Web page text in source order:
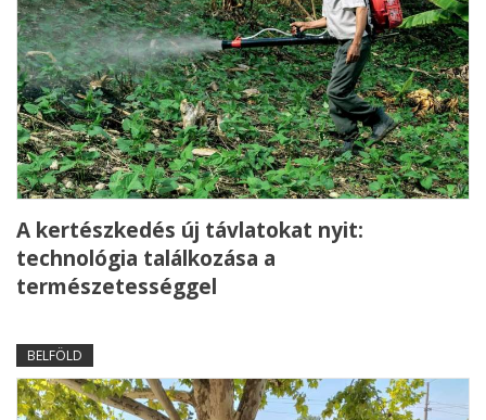
A kertészkedés új távlatokat nyit:
technológia találkozása a
természetességgel
BELFÖLD